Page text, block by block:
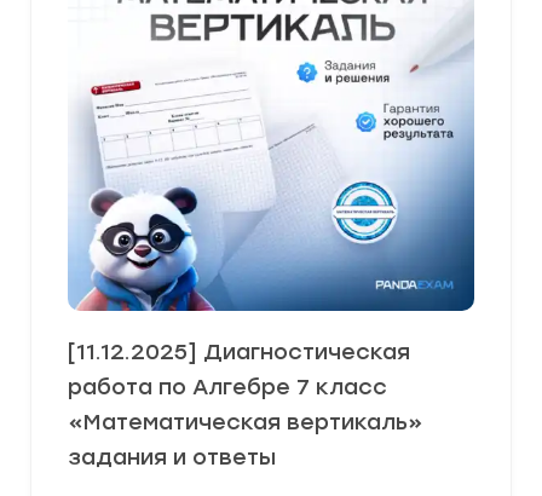
[11.12.2025] Диагностическая
работа по Алгебре 7 класс
«Математическая вертикаль»
задания и ответы